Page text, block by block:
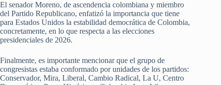
El senador Moreno, de ascendencia colombiana y miembro
del Partido Republicano, enfatizó la importancia que tiene
para Estados Unidos la estabilidad democrática de Colombia,
concretamente, en lo que respecta a las elecciones
presidenciales de 2026.
Finalmente, es importante mencionar que el grupo de
congresistas estaba conformado por unidades de los partidos:
Conservador, Mira, Liberal, Cambio Radical, La U, Centro